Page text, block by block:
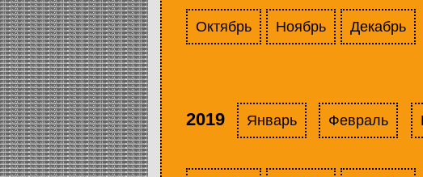
Октябрь Ноябрь Декабрь
2019 Январь Февраль